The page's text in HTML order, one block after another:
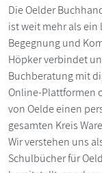
Die Oelder
ist weit mehr als ein
Begegnung und
Höpker verbindet
Buchberatung mit
Online-Plattformen
von Oelde einen
gesamten Kreis
Wir verstehen uns
Schulbücher für